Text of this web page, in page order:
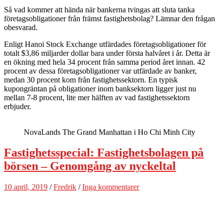
Så vad kommer att hända när bankerna tvingas att sluta tanka
företagsobligationer från främst fastighetsbolag? Lämnar den frågan
obesvarad.
Enligt Hanoi Stock Exchange utfärdades företagsobligationer för
totalt $3,86 miljarder dollar bara under första halvåret i år. Detta är
en ökning med hela 34 procent från samma period året innan. 42
procent av dessa företagsobligationer var utfärdade av banker,
medan 30 procent kom från fastighetssektorn. En typisk
kupongräntan på obligationer inom banksektorn ligger just nu
mellan 7-8 procent, lite mer hälften av vad fastighetssektorn
erbjuder.
NovaLands The Grand Manhattan i Ho Chi Minh City
Fastighetsspecial: Fastighetsbolagen på
börsen – Genomgång av nyckeltal
10 april, 2019 /Fredrik /Inga kommentarer